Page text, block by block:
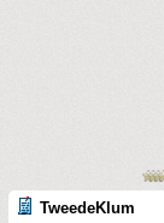
TweedeKlum